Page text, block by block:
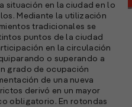
situación en la ciudad en lo
Mediante la utilización
tradicionales se
puntos de la ciudad
en la circulación
o superando a
grado de ocupación
de una nueva
derivó en un mayor
obligatorio. En rotondas